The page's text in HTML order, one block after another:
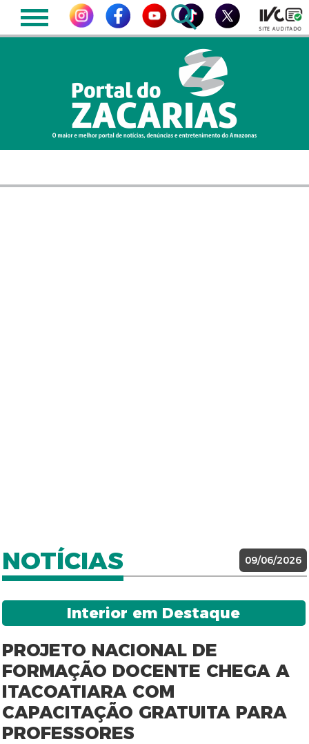
NOTÍCIAS 09/06/2026
Interior em Destaque
PROJETO NACIONAL DE
FORMAÇÃO DOCENTE CHEGA A
ITACOATIARA COM
CAPACITAÇÃO GRATUITA PARA
PROFESSORES